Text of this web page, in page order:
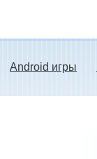
Android игры